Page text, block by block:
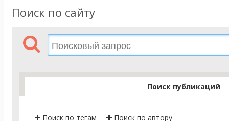
Поиск по сайту
Поиск публикаций
Поиск по тегам Поиск по автору